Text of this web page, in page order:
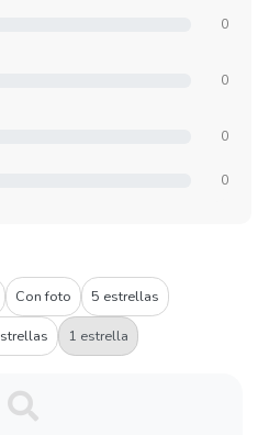
0
0
0
0
Con foto 5 estrellas
1 estrella